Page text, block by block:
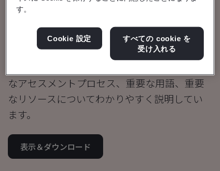
TISAX®アセスメントガイ
なアセスメントプロセス、重要な用語、重要
なリソースについてわかりやすく説明してい
ます。
表示＆ダウンロード
す。
Cookie 設定
すべての cookie を
受け入れる